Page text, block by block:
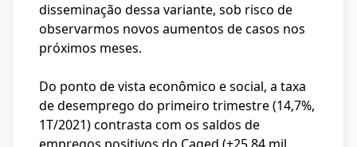
disseminação dessa variante, sob risco de
observarmos novos aumentos de casos nos
próximos meses.
Do ponto de vista econômico e social, a taxa
de desemprego do primeiro trimestre (14,7%,
1T/2021) contrasta com os saldos de